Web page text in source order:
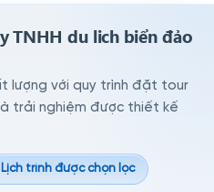
TNHH du lich biển đảo
lượng với quy trình đặt tour
trải nghiệm được thiết kế
Lịch trình được chọn lọc